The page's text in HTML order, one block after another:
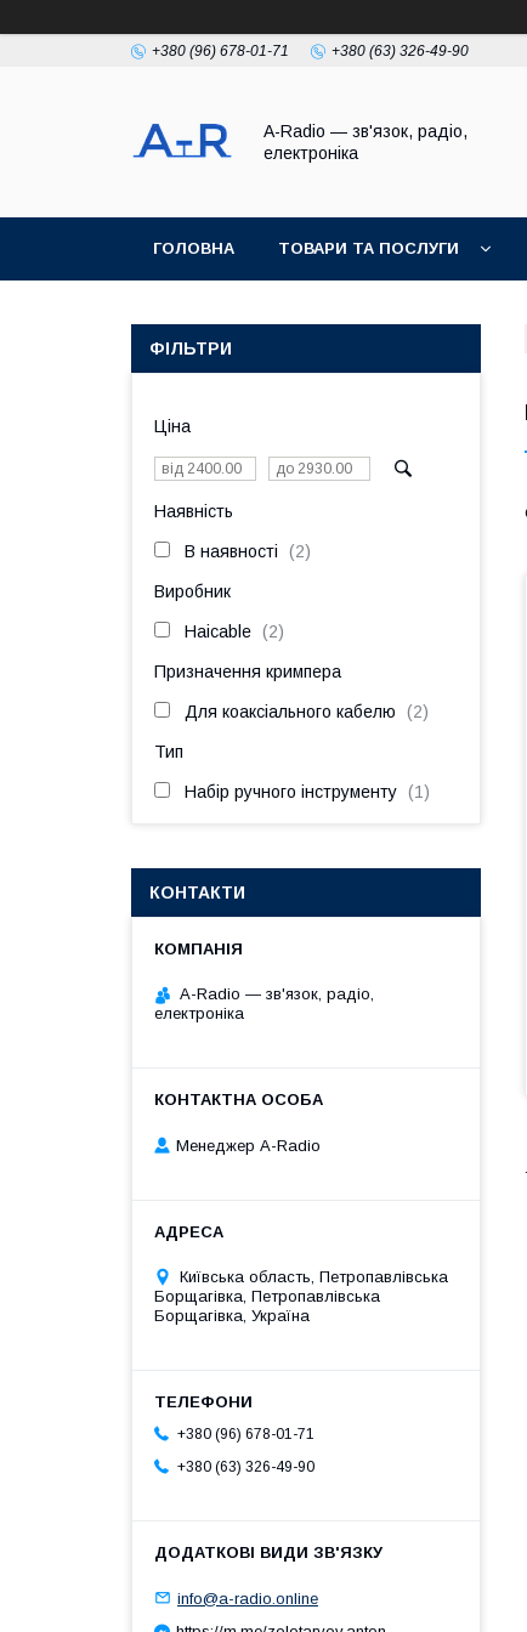
+380 (96) 678-01-71 +380 (63) 326-49-90
A-Radio — зв'язок, радіо,
електроніка
ГОЛОВНА ТОВАРИ ТА ПОСЛУГИ
ФІЛЬТРИ
Ціна
Наявність
В наявності 2
Виробник
Haicable 2
Призначення кримпера
Для коаксіального кабелю 2
Тип
Набір ручного інструменту 1
КОНТАКТИ
A-Radio — зв'язок, радіо,
електроніка
Менеджер A-Radio
Київська область, Петропавлівська
Борщагівка, Петропавлівська
Борщагівка, Україна
+380 (96) 678-01-71
+380 (63) 326-49-90
info@a-radio.online